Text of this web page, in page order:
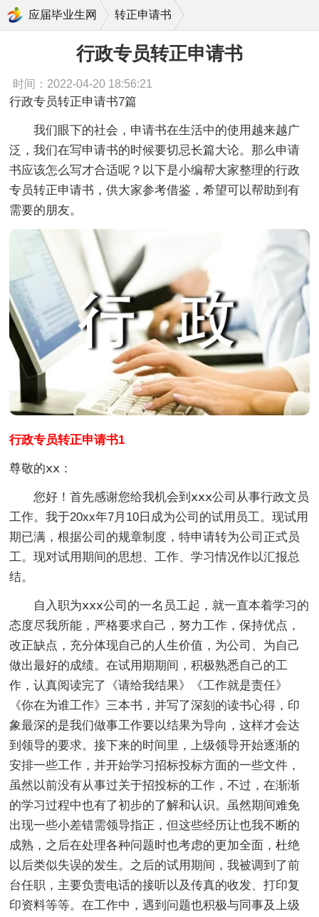
应届毕业生网 转正申请书
行政专员转正申请书
时间：2022-04-20 18:56:21
行政专员转正申请书7篇
我们眼下的社会，申请书在生活中的使用越来越广
泛，我们在写申请书的时候要切忌长篇大论。那么申请
书应该怎么写才合适呢？以下是小编帮大家整理的行政
专员转正申请书，供大家参考借鉴，希望可以帮助到有
需要的朋友。
行政专员转正申请书1
尊敬的ⅹⅹ：
您好！首先感谢您给我机会到ⅹⅹⅹ公司从事行政文员
工作。我于20xx年7月10日成为公司的试用员工。现试用
期已满，根据公司的规章制度，特申请转为公司正式员
工。现对试用期间的思想、工作、学习情况作以汇报总
结。
自入职为ⅹⅹⅹ公司的一名员工起，就一直本着学习的
态度尽我所能，严格要求自己，努力工作，保持优点，
改正缺点，充分体现自己的人生价值，为公司、为自己
做出最好的成绩。在试用期期间，积极熟悉自己的工
作，认真阅读完了《请给我结果》《工作就是责任》
《你在为谁工作》三本书，并写了深刻的读书心得，印
象最深的是我们做事工作要以结果为导向，这样才会达
到领导的要求。接下来的时间里，上级领导开始逐渐的
安排一些工作，并开始学习招标投标方面的一些文件，
虽然以前没有从事过关于招投标的工作，不过，在渐渐
的学习过程中也有了初步的了解和认识。虽然期间难免
出现一些小差错需领导指正，但这些经历让也我不断的
成熟，之后在处理各种问题时也考虑的更加全面，杜绝
以后类似失误的发生。之后的试用期间，我被调到了前
台任职，主要负责电话的接听以及传真的收发、打印复
印资料等等。在工作中，遇到问题也积极与同事及上级